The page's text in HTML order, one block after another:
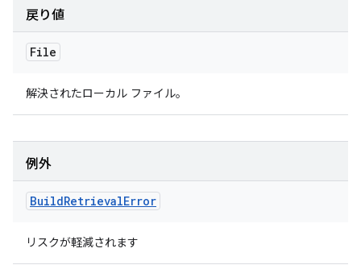
戻り値
File
解決されたローカル ファイル。
例外
BuildRetrievalError
リスクが軽減されます